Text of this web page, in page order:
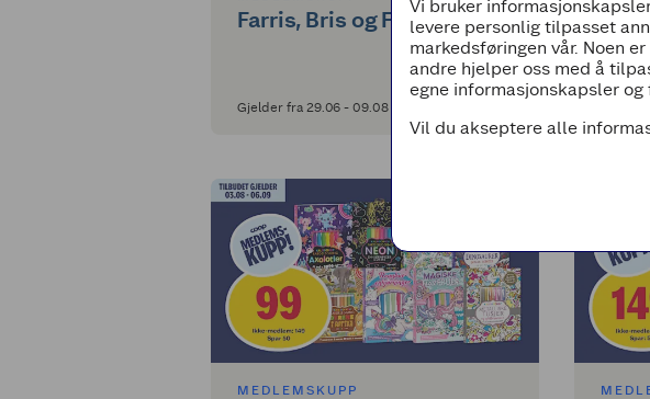
Farris, Bris og Frus 1,5 liter
Gjelder fra 29.06 - 09.08
MEDLEMSKUPP
Vi bruker
levere personlig tilpasset
markedsføringen vår. Noen
andre hjelper oss med å
egne informasjonskapsler
Vil du akseptere alle